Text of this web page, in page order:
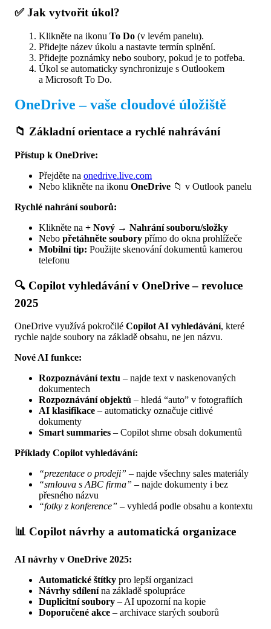
✅ Jak vytvořit úkol?
Klikněte na ikonu To Do (v levém panelu).
Přidejte název úkolu a nastavte termín splnění.
Přidejte poznámky nebo soubory, pokud je to potřeba.
Úkol se automaticky synchronizuje s Outlookem
a Microsoft To Do.
OneDrive – vaše cloudové úložiště
📁 Základní orientace a rychlé nahrávání
Přístup k OneDrive:
Přejděte na onedrive.live.com
Nebo klikněte na ikonu OneDrive 📁 v Outlook panelu
Rychlé nahrání souborů:
Klikněte na + Nový → Nahrání souboru/složky
Nebo přetáhněte soubory přímo do okna prohlížeče
Mobilní tip: Použijte skenování dokumentů kamerou
telefonu
🔍 Copilot vyhledávání v OneDrive – revoluce
2025
OneDrive využívá pokročilé Copilot AI vyhledávání, které
rychle najde soubory na základě obsahu, ne jen názvu.
Nové AI funkce:
Rozpoznávání textu – najde text v naskenovaných
dokumentech
Rozpoznávání objektů – hledá “auto” v fotografiích
AI klasifikace – automaticky označuje citlivé
dokumenty
Smart summaries – Copilot shrne obsah dokumentů
Příklady Copilot vyhledávání:
“prezentace o prodeji” – najde všechny sales materiály
“smlouva s ABC firma” – najde dokumenty i bez
přesného názvu
“fotky z konference” – vyhledá podle obsahu a kontextu
📊 Copilot návrhy a automatická organizace
AI návrhy v OneDrive 2025:
Automatické štítky pro lepší organizaci
Návrhy sdílenína základě spolupráce
Duplicitní soubory – AI upozorní na kopie
Doporučené akce – archivace starých souborů